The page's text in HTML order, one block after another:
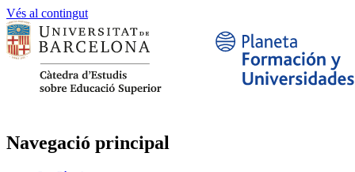
Vés al contingut
Navegació principal